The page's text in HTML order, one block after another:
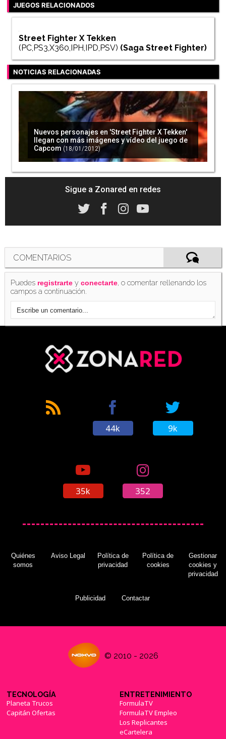
JUEGOS RELACIONADOS
Street Fighter X Tekken
(PC,PS3,X360,IPH,IPD,PSV) (Saga Street Fighter)
NOTICIAS RELACIONADAS
Nuevos personajes en 'Street Fighter X Tekken'
llegan con más imágenes y vídeo del juego de
Capcom (18/01/2012)
Sigue a Zonared en redes
COMENTARIOS
Puedes registrarte yconectarte, o comentar rellenando los
campos a continuación.
44k 9k
35k 352
Quiénes
somos
Aviso Legal
Política de
privacidad
Política de
cookies
Gestionar
cookies y
privacidad
Publicidad Contactar
© 2010 - 2026
TECNOLOGÍA
Planeta Trucos
Capitán Ofertas
ENTRETENIMIENTO
FormulaTV
FormulaTV Empleo
Los Replicantes
eCartelera